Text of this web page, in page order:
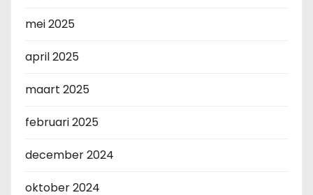
mei 2025
april 2025
maart 2025
februari 2025
december 2024
oktober 2024